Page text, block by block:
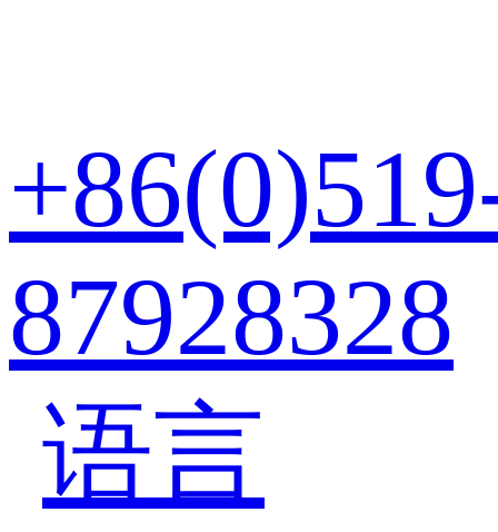
87928328
语言